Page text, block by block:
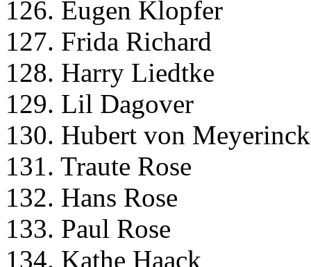
126. Eugen Klopfer
127. Frida Richard
128. Harry Liedtke
129. Lil Dagover
130. Hubert von Meyerinck
131. Traute Rose
132. Hans Rose
133. Paul Rose
134. Kathe Haack